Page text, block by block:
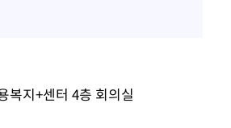
복지+센터 4층 회의실